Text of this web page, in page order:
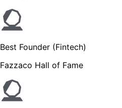
Best Founder (Fintech)
Fazzaco Hall of Fame